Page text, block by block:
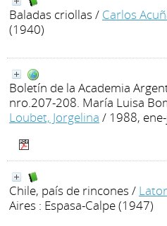
Baladas criollas / Carlos
(1940)
Boletín de la Academia
nro.207-208. María Luisa
Loubet, Jorgelina / 1988,
Chile, país de rincones /
Aires : Espasa-Calpe (1947)